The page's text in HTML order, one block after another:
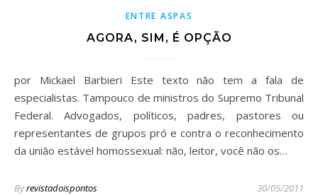
ENTRE ASPAS
AGORA, SIM, É OPÇÃO
por Mickael Barbieri Este texto não tem a fala de
especialistas. Tampouco de ministros do Supremo Tribunal
Federal. Advogados, políticos, padres, pastores ou
representantes de grupos pró e contra o reconhecimento
da união estável homossexual: não, leitor, você não os…
Byrevistadoispontos 30/05/2011